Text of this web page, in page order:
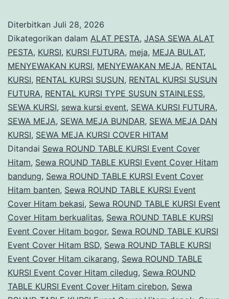
KURSI
Event
Cover
Hitam
Bekasi
Diterbitkan Juli 28, 2026
Dikategorikan dalam ALAT PESTA, JASA SEWA ALAT
PESTA, KURSI, KURSI FUTURA, meja, MEJA BULAT,
MENYEWAKAN KURSI, MENYEWAKAN MEJA, RENTAL
KURSI, RENTAL KURSI SUSUN, RENTAL KURSI SUSUN
FUTURA, RENTAL KURSI TYPE SUSUN STAINLESS,
SEWA KURSI, sewa kursi event, SEWA KURSI FUTURA,
SEWA MEJA, SEWA MEJA BUNDAR, SEWA MEJA DAN
KURSI, SEWA MEJA KURSI COVER HITAM
Ditandai Sewa ROUND TABLE KURSI Event Cover
Hitam, Sewa ROUND TABLE KURSI Event Cover Hitam
bandung, Sewa ROUND TABLE KURSI Event Cover
Hitam banten, Sewa ROUND TABLE KURSI Event
Cover Hitam bekasi, Sewa ROUND TABLE KURSI Event
Cover Hitam berkualitas, Sewa ROUND TABLE KURSI
Event Cover Hitam bogor, Sewa ROUND TABLE KURSI
Event Cover Hitam BSD, Sewa ROUND TABLE KURSI
Event Cover Hitam cikarang, Sewa ROUND TABLE
KURSI Event Cover Hitam ciledug, Sewa ROUND
TABLE KURSI Event Cover Hitam cirebon, Sewa